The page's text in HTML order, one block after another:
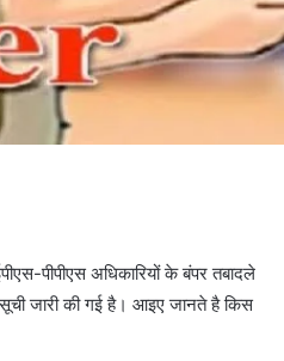
पीपीएस अधिकारियों के बंपर तबादले
जारी की गई है। आइए जानते है किस